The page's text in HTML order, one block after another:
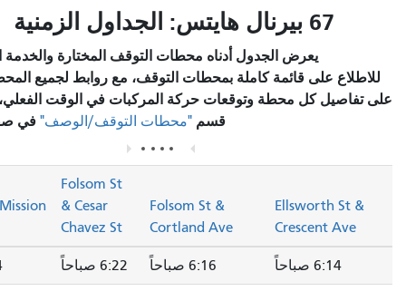
يعرض الجدول أدناه محطات التوقف المختارة والخدمة المخطط لها.
على قائمة كاملة بمحطات التوقف، مع روابط لجميع المحطات للاطلاع
كل محطة وتوقعات حركة المركبات في الوقت الفعلي، يرجى زيارة
"محطات التوقف/الوصف"في صفحة المسار.
Crescent
Folsom St &
Cortland Ave
& Cesar
Chavez St
24th St & Mission
6:16 صباحاً 6:22 صباحاً 6:24 صباحاً